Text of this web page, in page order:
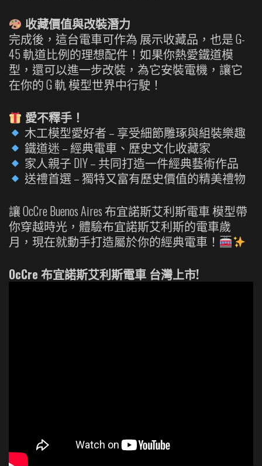
收藏價值與改裝潛力
完成後，這台電車可作為 展示收藏品，也是 G-
45 軌道比例的理想配件！如果你熱愛鐵道模
型，還可以進一步改裝，為它安裝電機，讓它
在你的 G 軌 模型世界中行駛！
愛不釋手！
木工模型愛好者 – 享受細節雕琢與組裝樂趣
鐵道迷 – 經典電車、歷史文化收藏家
家人親子 DIY – 共同打造一件經典藝術作品
送禮首選 – 獨特又富有歷史價值的精美禮物
讓 OcCre Buenos Aires 布宜諾斯艾利斯電車 模型帶
你穿越時光，體驗布宜諾斯艾利斯的電車歲
月，現在就動手打造屬於你的經典電車！
OcCre 布宜諾斯艾利斯電車 台灣上市!